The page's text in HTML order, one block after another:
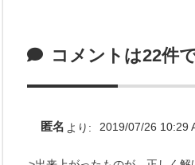
コメントは22件
匿名 より: 2019/07/26 10:29